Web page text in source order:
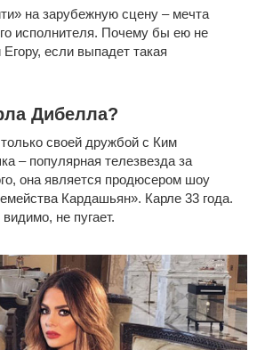
на зарубежную сцену – мечта
исполнителя. Почему бы ею не
если выпадет такая
Дибелла?
своей дружбой с Ким
– популярная телезвезда за
она является продюсером шоу
Кардашьян». Карле 33 года.
не пугает.